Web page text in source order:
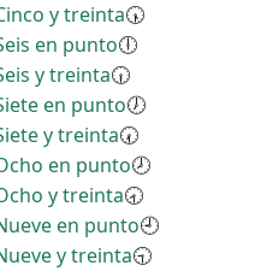
y treinta🕠
en punto🕕
y treinta🕡
en punto🕖
y treinta🕢
en punto🕗
y treinta🕣
en punto🕘
y treinta🕤